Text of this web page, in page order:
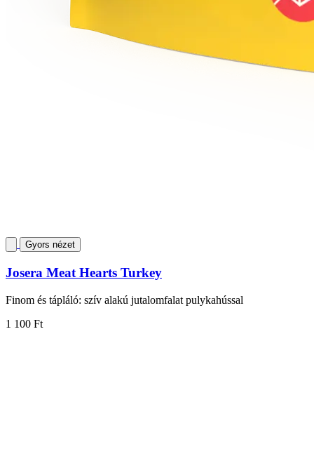
Gyors nézet
Josera Meat Hearts Turkey
Finom és tápláló: szív alakú jutalomfalat pulykahússal
1 100 Ft